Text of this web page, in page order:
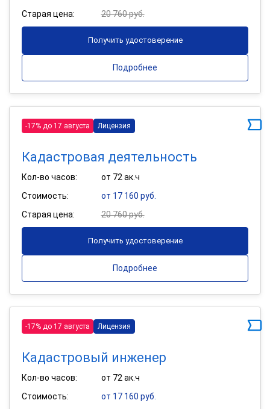
Старая цена: 20 760 руб.
Получить удостоверение
Подробнее
-17% до 17 августа Лицензия
Кадастровая деятельность
Кол-во часов:
от 72 ак.ч
Стоимость:
от 17 160 руб.
Старая цена:
20 760 руб.
Получить удостоверение
Подробнее
-17% до 17 августа Лицензия
Кадастровый инженер
Кол-во часов:
от 72 ак.ч
Стоимость:
от 17 160 руб.